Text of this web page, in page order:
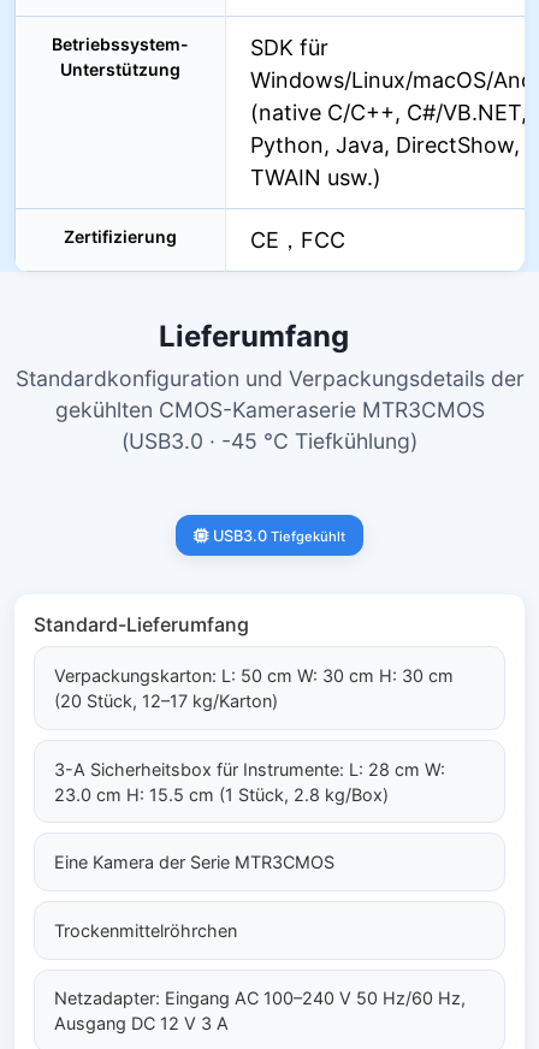
Betriebssystem-
Unterstützung
SDK für
Windows/Linux/macOS/
(native C/C++, C#/VB.NET,
Python, Java, DirectShow,
TWAIN usw.)
Zertifizierung CE，FCC
Lieferumfang
Standardkonfiguration und Verpackungsdetails der
gekühlten CMOS-Kameraserie MTR3CMOS
(USB3.0 · -45 °C Tiefkühlung)
USB3.0 Tiefgekühlt
Standard-Lieferumfang
Verpackungskarton: L: 50 cm W: 30 cm H: 30 cm
(20 Stück, 12–17 kg/Karton)
3-A Sicherheitsbox für Instrumente: L: 28 cm W:
23.0 cm H: 15.5 cm (1 Stück, 2.8 kg/Box)
Eine Kamera der Serie MTR3CMOS
Trockenmittelröhrchen
Netzadapter: Eingang AC 100–240 V 50 Hz/60 Hz,
Ausgang DC 12 V 3 A